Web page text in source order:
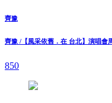
齊豫
齊豫 /【風采依舊．在 台北】演唱會
850